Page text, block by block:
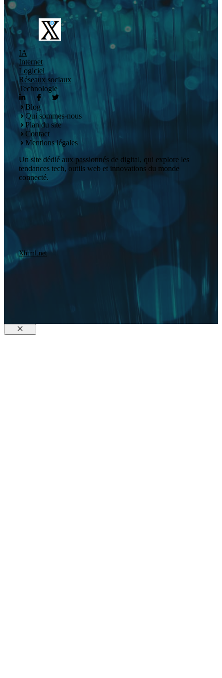
IA
Internet
Logiciel
Réseaux sociaux
Technologie
Blog
Qui sommes-nous
Plan du site
Contact
Mentions légales
Un site dédié aux passionnés de digital, qui explore les
tendances tech, outils web et innovations du monde
connecté.
Xhtml.net
Fermer